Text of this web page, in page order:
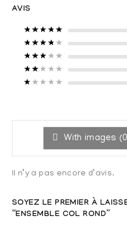
AVIS
Note5sur 5
Note4sur 5
Note3sur 5
Note2
sur 5
Note1 sur 5
With images (0
Il n’y a pas encore d’avis.
SOYEZ LE PREMIER À
“ENSEMBLE COL ROND”